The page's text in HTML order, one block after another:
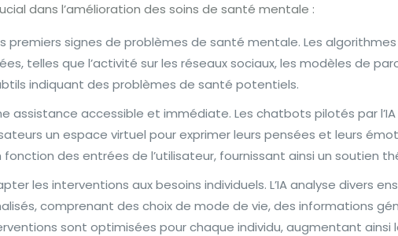
dans l’amélioration des soins de santé mentale :
premiers signes de problèmes de santé mentale. Les
telles que l’activité sur les réseaux sociaux, les modèles de
indiquant des problèmes de santé potentiels.
assistance accessible et immédiate. Les chatbots pilotés par
un espace virtuel pour exprimer leurs pensées et leurs
des entrées de l’utilisateur, fournissant ainsi un soutien
les interventions aux besoins individuels. L’IA analyse divers
comprenant des choix de mode de vie, des informations
sont optimisées pour chaque individu, augmentant ainsi